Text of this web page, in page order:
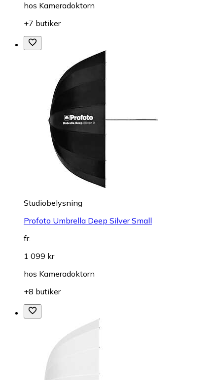
hos Kameradoktorn
+7 butiker
Studiobelysning
Profoto Umbrella Deep Silver Small
fr.
1 099 kr
hos Kameradoktorn
+8 butiker